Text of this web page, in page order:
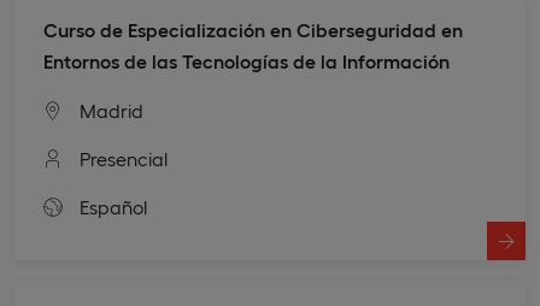
Curso de Especialización en Ciberseguridad en
Entornos de las Tecnologías de la Información
Madrid
Presencial
Español